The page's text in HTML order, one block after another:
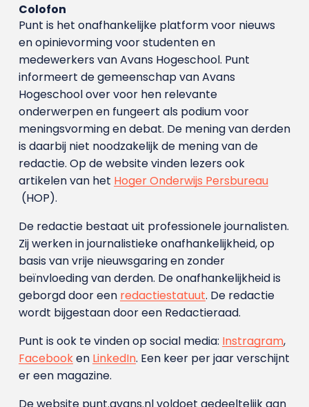
Colofon
Punt is het onafhankelijke platform voor nieuws
en opinievorming voor studenten en
medewerkers van Avans Hoge­school. Punt
informeert de gemeenschap van Avans
Hogeschool over voor hen relevante
onderwerpen en fungeert als podium voor
meningsvorming en debat. De mening van derden
is daarbij niet noodzakelijk de mening van de
redactie. Op de website vinden lezers ook
artikelen van het Hoger Onderwijs Persbureau
(HOP).
De redactie bestaat uit professionele journalisten.
Zij werken in journalistieke onafhankelijkheid, op
basis van vrije nieuwsgaring en zonder
beïnvloeding van derden. De onafhankelijkheid is
geborgd door een redactiestatuut. De redactie
wordt bijgestaan door een Redactieraad.
Punt is ook te vinden op social media: Instragram,
Facebooken LinkedIn. Een keer per jaar verschijnt
er een magazine.
De website punt.avans.nl voldoet gedeeltelijk aan